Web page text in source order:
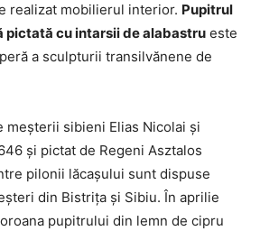
realizat mobilierul interior. Pupitrul
pictată cu intarsii de alabastru este
a sculpturii transilvănene de
meşterii sibieni Elias Nicolai şi
şi pictat de Regeni Asztalos
pilonii lăcaşului sunt dispuse
din Bistriţa şi Sibiu. În aprilie
pupitrului din lemn de cipru